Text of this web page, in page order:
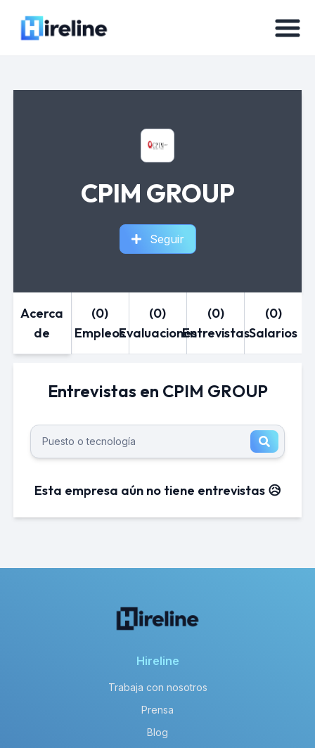
CPIM GROUP
Seguir
Acerca
de
(0)
Empleos
(0)
Evaluaciones
(0)
Entrevistas
(0)
Salarios
Entrevistas en CPIM GROUP
Esta empresa aún no tiene entrevistas 😥
Hireline
Trabaja con nosotros
Prensa
Blog